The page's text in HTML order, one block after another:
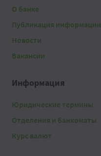
О банке
Публикация информации
Новости
Вакансии
Информация
Юридические термины
Отделения и банкоматы
Курс валют